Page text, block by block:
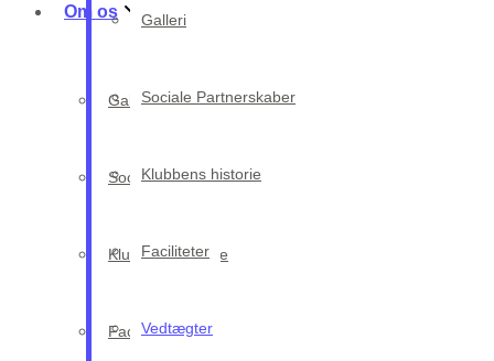
Galleri
Sociale Partnerskaber
Klubbens historie
Faciliteter
Vedtægter
Om os
Galleri
Sociale Partnerskaber
Klubbens historie
Faciliteter